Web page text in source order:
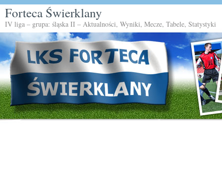
Forteca Świerklany
IV liga – grupa: śląska II – Aktualności, Wyniki, Mecze, Tabele, Statystyki